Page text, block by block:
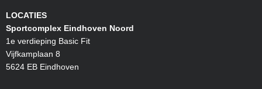
LOCATIES
Sportcomplex Eindhoven Noord
1e verdieping Basic Fit
Vijfkamplaan 8
5624 EB Eindhoven